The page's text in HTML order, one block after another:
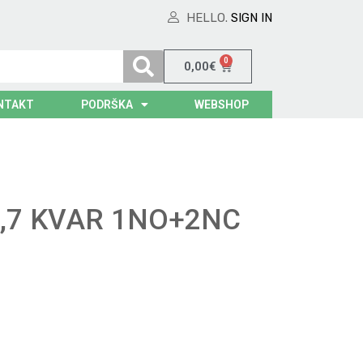
HELLO. SIGN IN
0,00€ 0
PODRŠKA WEBSHOP
KVAR 1NO+2NC